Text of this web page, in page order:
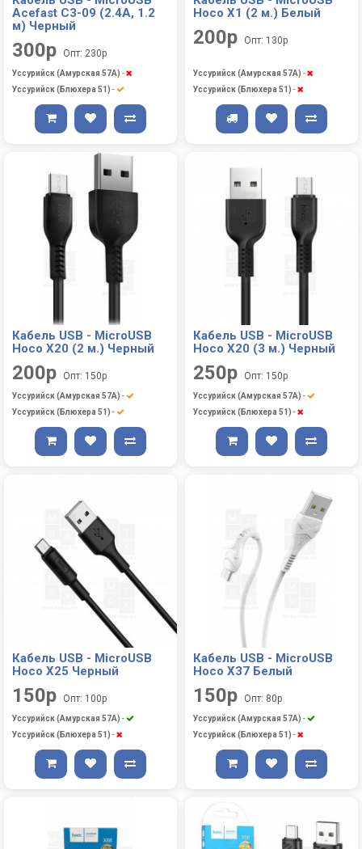
Acefast C3-09 (2.4А, 1.2
м) Черный
300р Опт: 230р
Уссурийск (Амурская 57А) -
Уссурийск (Блюхера 51) -
Hoco X1 (2 м.) Белый
200р Опт: 130р
Уссурийск (Амурская 57А) -
Уссурийск (Блюхера 51) -
Кабель USB - MicroUSB
Hoco X20 (2 м.) Черный
200р Опт: 150р
Уссурийск (Амурская 57А) -
Уссурийск (Блюхера 51) -
Кабель USB - MicroUSB
Hoco X20 (3 м.) Черный
250р Опт: 150р
Уссурийск (Амурская 57А) -
Уссурийск (Блюхера 51) -
Кабель USB - MicroUSB
Hoco X25 Черный
150р Опт: 100р
Уссурийск (Амурская 57А) -
Уссурийск (Блюхера 51) -
Кабель USB - MicroUSB
Hoco X37 Белый
150р Опт: 80р
Уссурийск (Амурская 57А) -
Уссурийск (Блюхера 51) -